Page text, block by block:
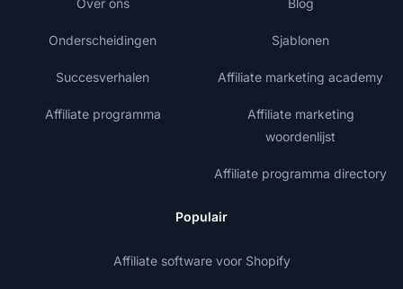
Over ons
Onderscheidingen
Succesverhalen
Affiliate programma
Blog
Sjablonen
Affiliate marketing academy
Affiliate marketing
woordenlijst
Affiliate programma directory
Populair
Affiliate software voor Shopify